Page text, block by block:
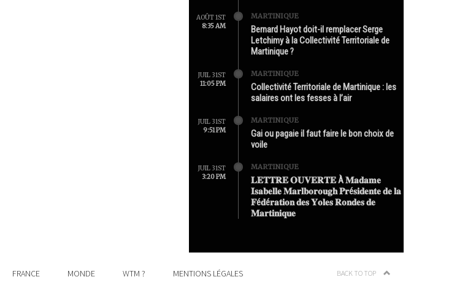
AOÛT 1ST
8:35 AM
MARTINIQUE
Bernard Hayot doit-il remplacer Serge
Letchimy à la Collectivité Territoriale de
Martinique ?
JUIL 31ST
11:05 PM
MARTINIQUE
Collectivité Territoriale de Martinique : les
salaires ont les fesses à l’air
JUIL 31ST
9:51 PM
MARTINIQUE
Gai ou pagaie il faut faire le bon choix de
voile
JUIL 31ST
3:20 PM
MARTINIQUE
𝐋𝐄𝐓𝐓𝐑𝐄 𝐎𝐔𝐕𝐄𝐑𝐓𝐄 À 𝐌𝐚𝐝𝐚𝐦𝐞
𝐈𝐬𝐚𝐛𝐞𝐥𝐥𝐞 𝐌𝐚𝐫𝐥𝐛𝐨𝐫𝐨𝐮𝐠𝐡 𝐏𝐫é𝐬𝐢𝐝𝐞𝐧𝐭𝐞 𝐝𝐞 𝐥𝐚
𝐅é𝐝é𝐫𝐚𝐭𝐢𝐨𝐧 𝐝𝐞𝐬 𝐘𝐨𝐥𝐞𝐬 𝐑𝐨𝐧𝐝𝐞𝐬 𝐝𝐞
𝐌𝐚𝐫𝐭𝐢𝐧𝐢𝐪𝐮𝐞
FRANCE MONDE WTM ? MENTIONS LÉGALES BACK TO TOP